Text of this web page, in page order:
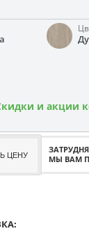
и акции
ЦЕНУ
МЫ ВАМ